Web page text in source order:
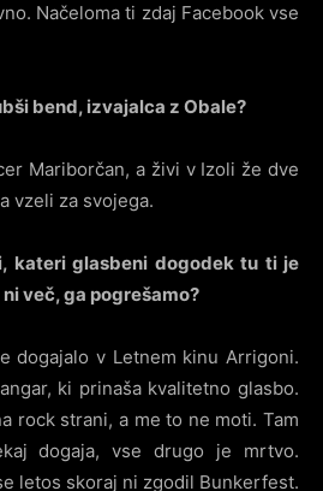
Načeloma ti zdaj Facebook vse
bend, izvajalca z Obale?
Mariborčan, a živi v Izoli že dve
vzeli za svojega.
kateri glasbeni dogodek tu ti je
več, ga pogrešamo?
dogajalo v Letnem kinu Arrigoni.
ki prinaša kvalitetno glasbo.
rock strani, a me to ne moti. Tam
dogaja, vse drugo je mrtvo.
letos skoraj ni zgodil Bunkerfest.